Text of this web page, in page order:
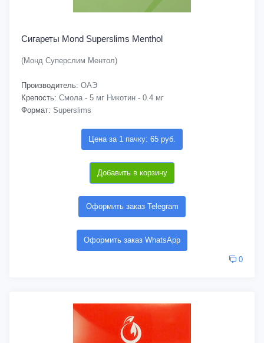
Сигареты Mond Superslims Menthol
(Монд Суперслим Ментол)
Производитель: ОАЭ
Крепость: Смола - 5 мг Никотин - 0.4 мг
Формат: Superslims
Цена за 1 пачку: 65 руб.
Добавить в корзину
Оформить заказ Telegram
Оформить заказ WhatsApp
0